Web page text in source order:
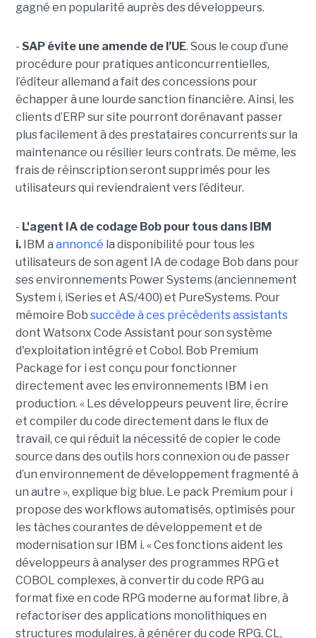
gagné en popularité auprès des développeurs.
- SAP évite une amende de l’UE. Sous le coup d’une
procédure pour pratiques anticoncurrentielles,
l’éditeur allemand a fait des concessions pour
échapper à une lourde sanction financière. Ainsi, les
clients d’ERP sur site pourront dorénavant passer
plus facilement à des prestataires concurrents sur la
maintenance ou résilier leurs contrats. De même, les
frais de réinscription seront supprimés pour les
utilisateurs qui reviendraient vers l’éditeur.
- L'agent IA de codage Bob pour tous dans IBM
i.IBM a annoncé la disponibilité pour tous les
utilisateurs de son agent IA de codage Bob dans pour
ses environnements Power Systems (anciennement
System i, iSeries et AS/400) et PureSystems. Pour
mémoire Bob succède à ces précédents assistants
dont Watsonx Code Assistant pour son système
d'exploitation intégré et Cobol. Bob Premium
Package for i est conçu pour fonctionner
directement avec les environnements IBM i en
production. « Les développeurs peuvent lire, écrire
et compiler du code directement dans le flux de
travail, ce qui réduit la nécessité de copier le code
source dans des outils hors connexion ou de passer
d’un environnement de développement fragmenté à
un autre », explique big blue. Le pack Premium pour i
propose des workflows automatisés, optimisés pour
les tâches courantes de développement et de
modernisation sur IBM i. « Ces fonctions aident les
développeurs à analyser des programmes RPG et
COBOL complexes, à convertir du code RPG au
format fixe en code RPG moderne au format libre, à
refactoriser des applications monolithiques en
structures modulaires, à générer du code RPG, CL,